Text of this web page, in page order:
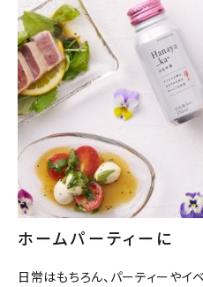
ホームパーティーに
日常はもちろん、パーティーや